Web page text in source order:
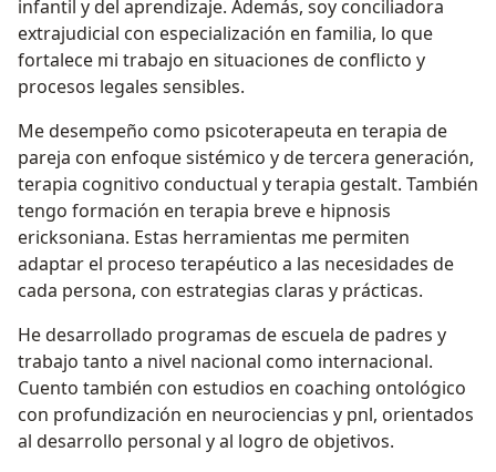
infantil y del aprendizaje. Además, soy conciliadora
extrajudicial con especialización en familia, lo que
fortalece mi trabajo en situaciones de conflicto y
procesos legales sensibles.
Me desempeño como psicoterapeuta en terapia de
pareja con enfoque sistémico y de tercera generación,
terapia cognitivo conductual y terapia gestalt. También
tengo formación en terapia breve e hipnosis
ericksoniana. Estas herramientas me permiten
adaptar el proceso terapéutico a las necesidades de
cada persona, con estrategias claras y prácticas.
He desarrollado programas de escuela de padres y
trabajo tanto a nivel nacional como internacional.
Cuento también con estudios en coaching ontológico
con profundización en neurociencias y pnl, orientados
al desarrollo personal y al logro de objetivos.